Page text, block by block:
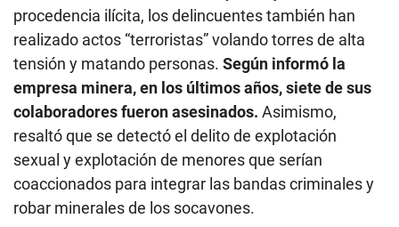
procedencia ilícita, los delincuentes también han
realizado actos “terroristas” volando torres de alta
tensión y matando personas. Según informó la
empresa minera, en los últimos años, siete de sus
colaboradores fueron asesinados. Asimismo,
resaltó que se detectó el delito de explotación
sexual y explotación de menores que serían
coaccionados para integrar las bandas criminales y
robar minerales de los socavones.